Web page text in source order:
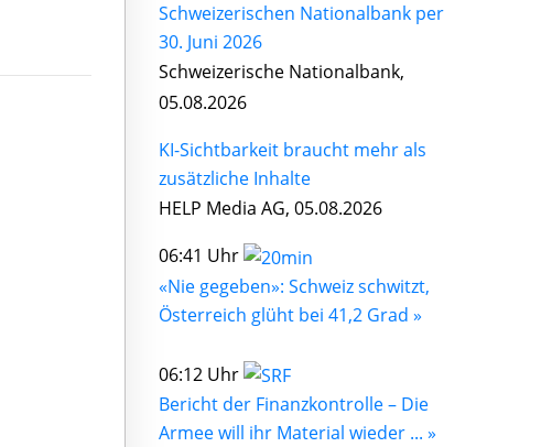
Schweizerischen Nationalbank per
30. Juni 2026
Schweizerische Nationalbank,
05.08.2026
KI-Sichtbarkeit braucht mehr als
zusätzliche Inhalte
HELP Media AG, 05.08.2026
06:41 Uhr
«Nie gegeben»: Schweiz schwitzt,
Österreich glüht bei 41,2 Grad »
06:12 Uhr
Bericht der Finanzkontrolle – Die
Armee will ihr Material wieder ... »